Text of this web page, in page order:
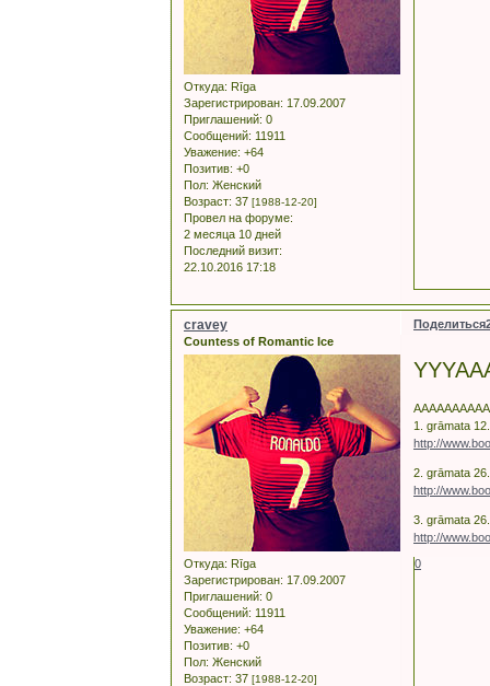
Откуда: Rīga
Зарегистрирован: 17.09.2007
Приглашений: 0
Сообщений: 11911
Уважение: +64
Позитив: +0
Пол: Женский
Возраст: 37 [1988-12-20]
Провел на форуме:
2 месяца 10 дней
Последний визит:
22.10.2016 17:18
Поделиться
cravey
Countess of Romantic Ice
Откуда: Rīga
Зарегистрирован: 17.09.2007
Приглашений: 0
Сообщений: 11911
Уважение: +64
Позитив: +0
Пол: Женский
Возраст: 37 [1988-12-20]
1. grāmata
http://
2. grāmata
http://
3. grāmata
http://
0